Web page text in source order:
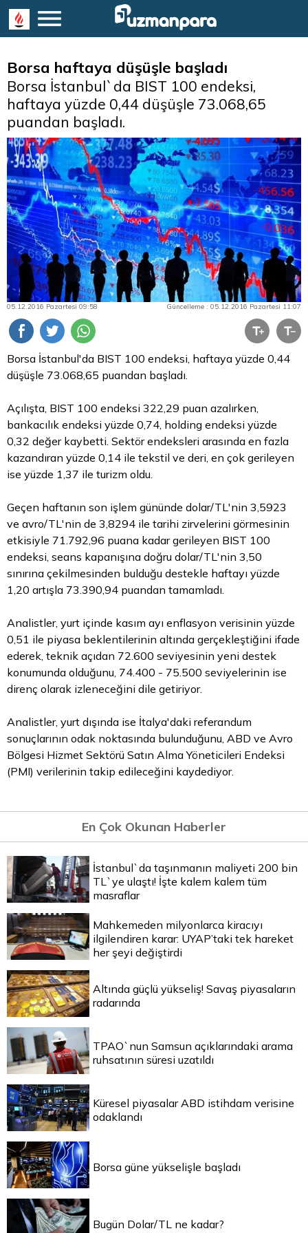
Borsa haftaya düşüşle başladı
Borsa İstanbul`da BIST 100 endeksi,
haftaya yüzde 0,44 düşüşle 73.068,65
puandan başladı.
05.12.2016 Pazartesi 09:58 Güncelleme : 05.12.2016 Pazartesi 11:07
Borsa İstanbul'da BIST 100 endeksi, haftaya yüzde 0,44
düşüşle 73.068,65 puandan başladı.
Açılışta, BIST 100 endeksi 322,29 puan azalırken,
bankacılık endeksi yüzde 0,74, holding endeksi yüzde
0,32 değer kaybetti. Sektör endeksleri arasında en fazla
kazandıran yüzde 0,14 ile tekstil ve deri, en çok gerileyen
ise yüzde 1,37 ile turizm oldu.
Geçen haftanın son işlem gününde dolar/TL'nin 3,5923
ve avro/TL'nin de 3,8294 ile tarihi zirvelerini görmesinin
etkisiyle 71.792,96 puana kadar gerileyen BIST 100
endeksi, seans kapanışına doğru dolar/TL'nin 3,50
sınırına çekilmesinden bulduğu destekle haftayı yüzde
1,20 artışla 73.390,94 puandan tamamladı.
Analistler, yurt içinde kasım ayı enflasyon verisinin yüzde
0,51 ile piyasa beklentilerinin altında gerçekleştiğini ifade
ederek, teknik açıdan 72.600 seviyesinin yeni destek
konumunda olduğunu, 74.400 - 75.500 seviyelerinin ise
direnç olarak izleneceğini dile getiriyor.
Analistler, yurt dışında ise İtalya'daki referandum
sonuçlarının odak noktasında bulunduğunu, ABD ve Avro
Bölgesi Hizmet Sektörü Satın Alma Yöneticileri Endeksi
(PMI) verilerinin takip edileceğini kaydediyor.
En Çok Okunan Haberler
İstanbul`da taşınmanın maliyeti 200 bin
TL`ye ulaştı! İşte kalem kalem tüm
masraflar
Mahkemeden milyonlarca kiracıyı
ilgilendiren karar: UYAP’taki tek hareket
her şeyi değiştirdi
Altında güçlü yükseliş! Savaş piyasaların
radarında
TPAO`nun Samsun açıklarındaki arama
ruhsatının süresi uzatıldı
Küresel piyasalar ABD istihdam verisine
odaklandı
Borsa güne yükselişle başladı
Bugün Dolar/TL ne kadar?